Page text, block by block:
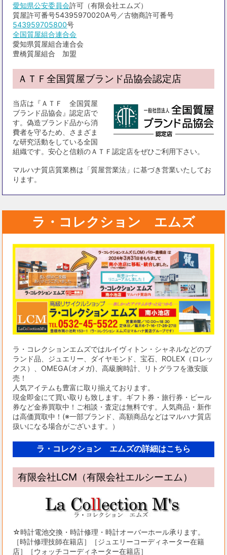
愛知県公安委員会許可（有限会社エムズ）
質屋許可番号54395970020A号／古物商許可番号
543959705800号
全国質屋組合連合会
愛知県質屋組合連合会
豊橋質屋組合 加盟
ＡＴＦ全国質屋ブランド品協会認定店
当店は『ＡＴＦ 全国質屋
ブランド品協会』認定店で
す。偽造ブランド品から消
費者を守るため、さまざま
な研究活動をしている全国
組織です。安心と信頼のＡＴＦ認定店をぜひご利用下さい。
マルハナ質店質業務は「質屋営業法」に基づき営業いたしてお
ります。
ラ・コレクション エムズ
ラ・コレクションエムズではルイヴィトン・シャネルなどのブ
ランド品、ジュエリー、ダイヤモンド、宝石、ROLEX（ロレッ
クス）、OMEGA(オメガ)、高級腕時計、リトグラフを激安販
売！
人気アイテムも豊富に取り揃えております。
現金即金にて買い取りも致します。ギフト券・旅行券・ビール
券など金券買取中！ご相談・査定は無料です。人気商品・新作
は高価買取中！(※一部ブランド、高額商品などはマルハナ質店
扱いになる場合がございます。）
ラ・コレクション エムズの詳細はこちら
有限会社LCM（有限会社エルシーエム）
☆時計電池交換・時計修理・時計オーバーホール承ります。
［時計修理技師在籍店］［ジュエリーコーディネーター在籍
店］［ウォッチコーディネーター在籍店］